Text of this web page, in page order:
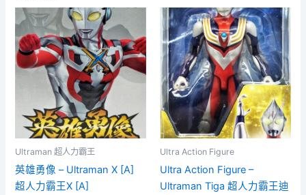
Ultraman 超人力霸王
英雄勇像 – Ultraman X [A]
超人力霸王X [A]
Ultra Action Figure
Ultra Action Figure –
Ultraman Tiga 超人力霸王迪